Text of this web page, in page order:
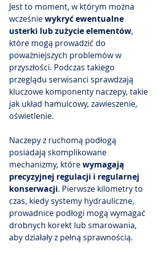
Jest to moment, w którym można
wcześnie wykryć ewentualne
usterki lub zużycie elementów,
które mogą prowadzić do
poważniejszych problemów w
przyszłości. Podczas takiego
przeglądu serwisanci sprawdzają
kluczowe komponenty naczepy, takie
jak układ hamulcowy, zawieszenie,
oświetlenie.
Naczepy z ruchomą podłogą
posiadają skomplikowane
mechanizmy, które wymagają
precyzyjnej regulacji i regularnej
konserwacji. Pierwsze kilometry to
czas, kiedy systemy hydrauliczne,
prowadnice podłogi mogą wymagać
drobnych korekt lub smarowania,
aby działały z pełną sprawnością.